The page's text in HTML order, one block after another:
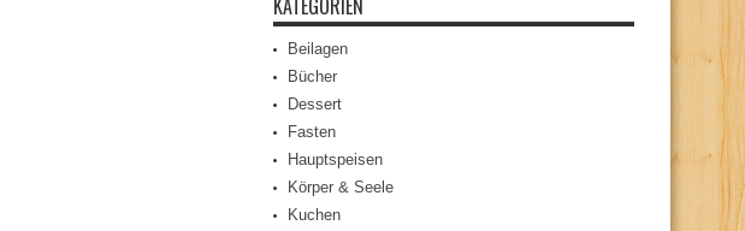
KATEGORIEN
Beilagen
Bücher
Dessert
Fasten
Hauptspeisen
Körper & Seele
Kuchen